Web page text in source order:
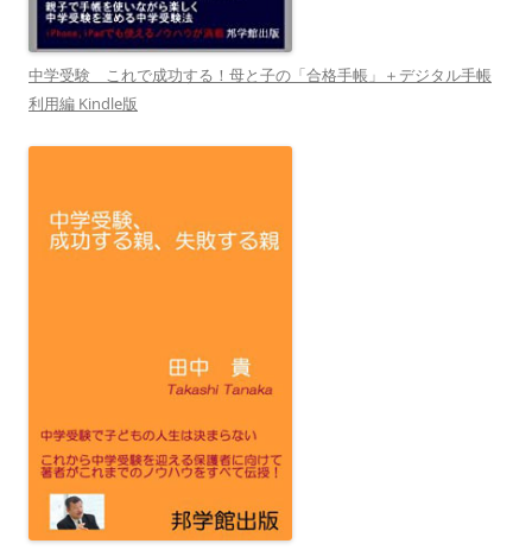
中学受験 これで成功する！母と子の「合格手帳」＋デジタル手帳
利用編 Kindle版